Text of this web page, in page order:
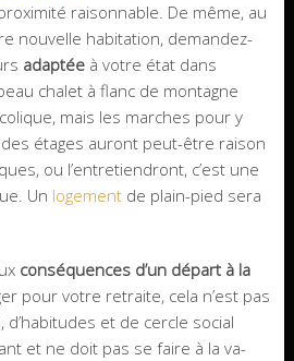
raisonnable. De même, au
nouvelle habitation, demandez-
adaptée à votre état dans
chalet à flanc de montagne
mais les marches pour y
étages auront peut-être raison
ou l’entretiendront, c’est une
Un logementde plain-pied sera
conséquences d’un départ à la
pour votre retraite, cela n’est pas
et de cercle social
et ne doit pas se faire à la va-